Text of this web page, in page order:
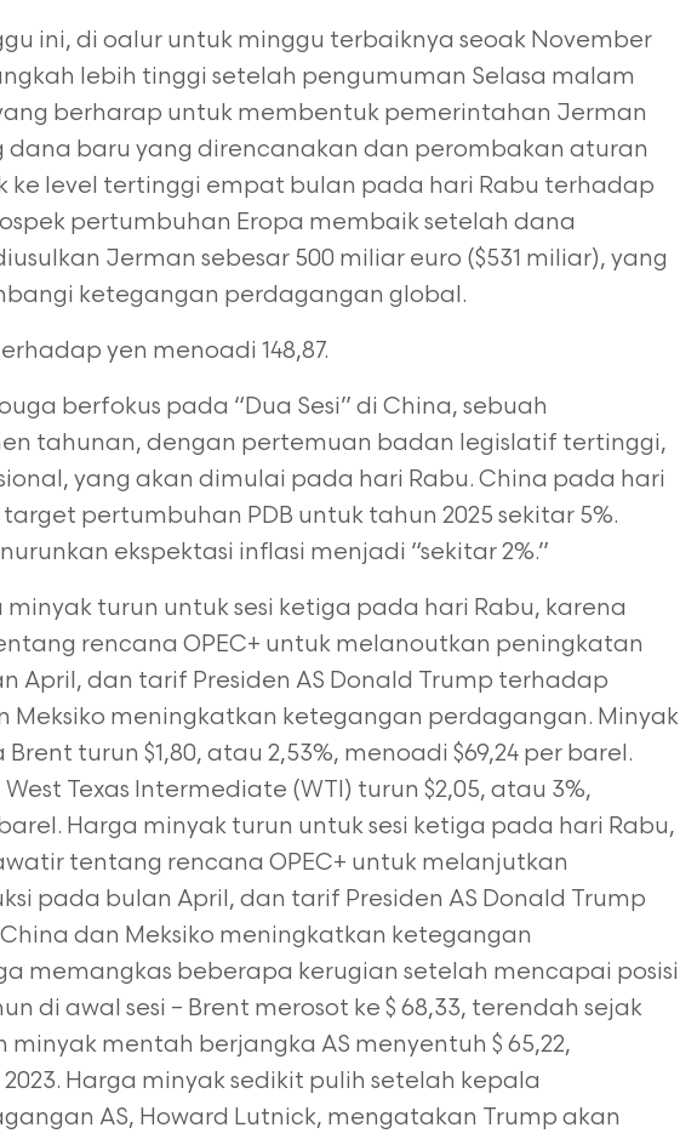
ini, di oalur untuk minggu terbaiknya seoak November
lebih tinggi setelah pengumuman Selasa malam
berharap untuk membentuk pemerintahan Jerman
baru yang direncanakan dan perombakan aturan
ke level tertinggi empat bulan pada hari Rabu terhadap
pertumbuhan Eropa membaik setelah dana
Jerman sebesar 500 miliar euro ($531 miliar), yang
ketegangan perdagangan global.
yen menoadi 148,87.
berfokus pada “Dua Sesi” di China, sebuah
tahunan, dengan pertemuan badan legislatif tertinggi,
yang akan dimulai pada hari Rabu. China pada hari
pertumbuhan PDB untuk tahun 2025 sekitar 5%.
ekspektasi inflasi menjadi “sekitar 2%.”
minyak turun untuk sesi ketiga pada hari Rabu, karena
rencana OPEC+ untuk melanoutkan peningkatan
April, dan tarif Presiden AS Donald Trump terhadap
Meksiko meningkatkan ketegangan perdagangan. Minyak
turun $1,80, atau 2,53%, menoadi $69,24 per barel.
Texas Intermediate (WTI) turun $2,05, atau 3%,
barel. Harga minyak turun untuk sesi ketiga pada hari Rabu,
tentang rencana OPEC+ untuk melanjutkan
pada bulan April, dan tarif Presiden AS Donald Trump
dan Meksiko meningkatkan ketegangan
memangkas beberapa kerugian setelah mencapai posisi
di awal sesi – Brent merosot ke $ 68,33, terendah sejak
minyak mentah berjangka AS menyentuh $ 65,22,
Harga minyak sedikit pulih setelah kepala
AS, Howard Lutnick, mengatakan Trump akan